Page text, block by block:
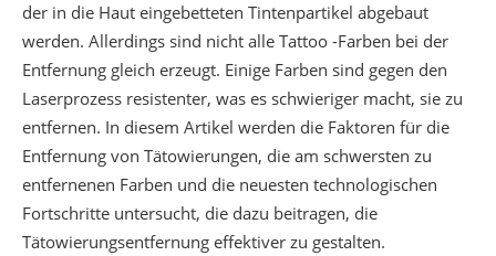
der in die Haut eingebetteten Tintenpartikel abgebaut
werden. Allerdings sind nicht alle Tattoo -Farben bei der
Entfernung gleich erzeugt. Einige Farben sind gegen den
Laserprozess resistenter, was es schwieriger macht, sie zu
entfernen. In diesem Artikel werden die Faktoren für die
Entfernung von Tätowierungen, die am schwersten zu
entfernenen Farben und die neuesten technologischen
Fortschritte untersucht, die dazu beitragen, die
Tätowierungsentfernung effektiver zu gestalten.